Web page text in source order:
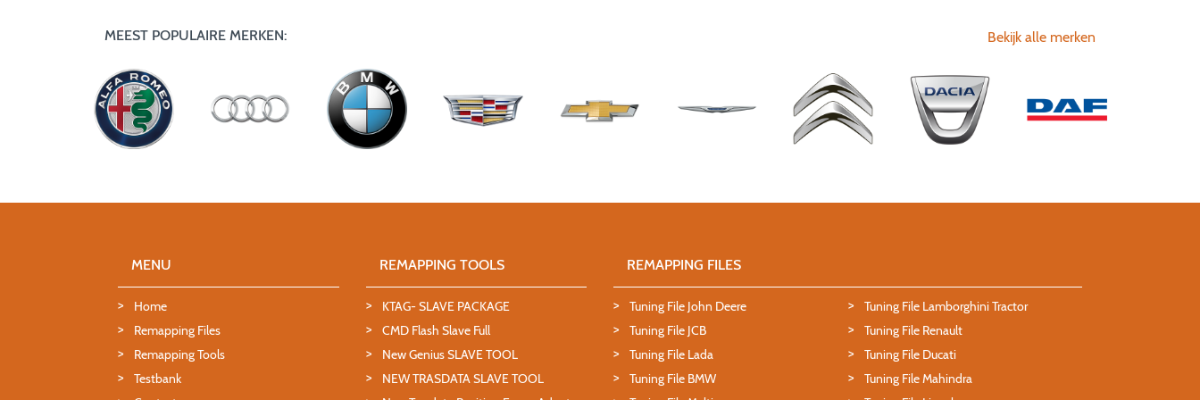
MEEST POPULAIRE MERKEN: Bekijk alle merken
MENU
Home
Remapping Files
Remapping Tools
Testbank
REMAPPING TOOLS
KTAG- SLAVE PACKAGE
CMD Flash Slave Full
New Genius SLAVE TOOL
NEW TRASDATA SLAVE TOOL
REMAPPING FILES
Tuning File John Deere
Tuning File JCB
Tuning File Lada
Tuning File BMW
Tuning File Lamborghini Tractor
Tuning File Renault
Tuning File Ducati
Tuning File Mahindra